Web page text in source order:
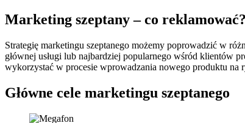
Marketing szeptany – co reklamować?
Strategię marketingu szeptanego możemy poprowadzić w
głównej usługi lub najbardziej popularnego wśród klientów
wykorzystać w procesie wprowadzania nowego produktu na
Główne cele marketingu szeptanego